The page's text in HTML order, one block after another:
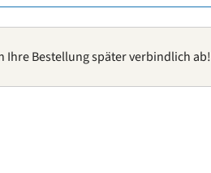
Ihre Bestellung später verbindlich ab!